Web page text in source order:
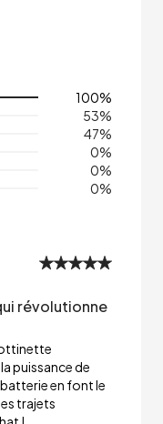
100%
53%
47%
0%
0%
0%
révolutionne
puissance de
en font le
trajets